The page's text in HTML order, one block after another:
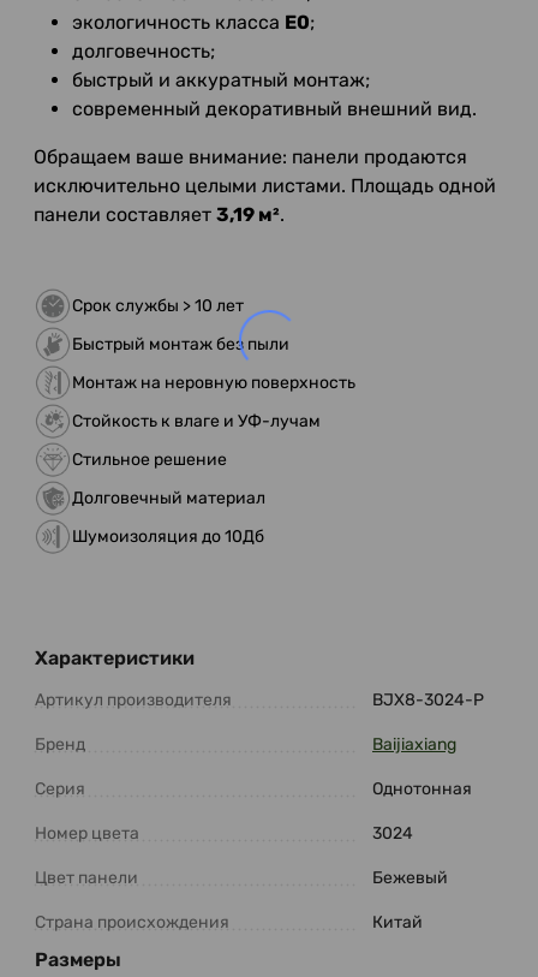
экологичность класса E0;
долговечность;
быстрый и аккуратный монтаж;
современный декоративный внешний вид.
Обращаем ваше внимание: панели продаются
исключительно целыми листами. Площадь одной
панели составляет 3,19 м².
Срок службы > 10 лет
Быстрый монтаж без пыли
Монтаж на неровную поверхность
Стойкость к влаге и УФ-лучам
Стильное решение
Долговечный материал
Шумоизоляция до 10Дб
Характеристики
Артикул производителя BJX8-3024-P
Бренд Baijiaxiang
Серия Однотонная
Номер цвета 3024
Цвет панели Бежевый
Страна происхождения Китай
Размеры